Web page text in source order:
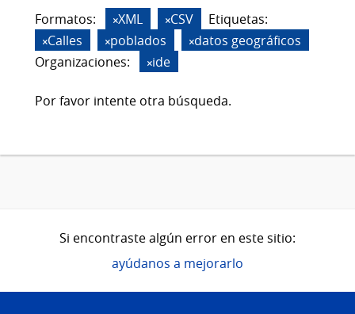
Formatos: XML CSV
Etiquetas:
Calles
poblados
datos geográficos
Organizaciones:
ide
Por favor intente otra búsqueda.
Si encontraste algún error en este sitio:
ayúdanos a mejorarlo